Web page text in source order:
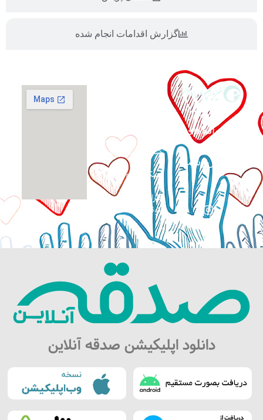
گزارش اقدامات انجام شده
حمایت از
خانواده‌های
نیازمند و
بی‌سرپرست
شماره حساب ها
همکاری داوطلبانه
طراحی سایت:
کوثرگرافیک
دانلود اپلیکیشن صدقه آنلاین